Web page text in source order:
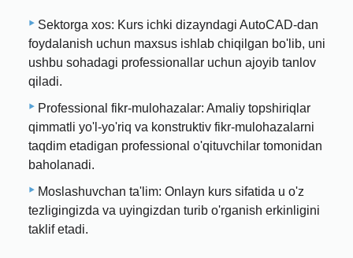
Sektorga xos: Kurs ichki dizayndagi AutoCAD-dan
foydalanish uchun maxsus ishlab chiqilgan bo'lib, uni
ushbu sohadagi professionallar uchun ajoyib tanlov
qiladi.
Professional fikr-mulohazalar: Amaliy topshiriqlar
qimmatli yo'l-yo'riq va konstruktiv fikr-mulohazalarni
taqdim etadigan professional o'qituvchilar tomonidan
baholanadi.
Moslashuvchan ta'lim: Onlayn kurs sifatida u o'z
tezligingizda va uyingizdan turib o'rganish erkinligini
taklif etadi.